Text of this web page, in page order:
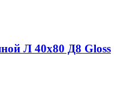
Л 40х80 Д8 Gloss